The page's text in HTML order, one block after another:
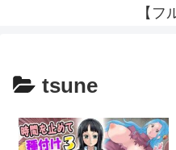
【フ
tsune